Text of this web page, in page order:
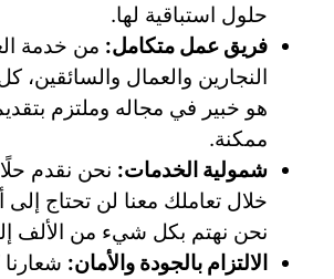
حلول استباقية لها.
فريق عمل متكامل: من خدمة
النجارين والعمال والسائقين،
هو خبير في مجاله وملتزم
ممكنة.
شمولية الخدمات: نحن نقدم
خلال تعاملك معنا لن تحتاج
نحن نهتم بكل شيء من الألف
الالتزام بالجودة والأمان: